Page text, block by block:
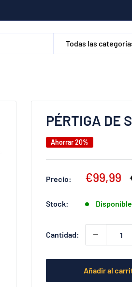
Todas las
PÉRTIGA DE
Ahorrar 20%
Precio:
Precio
venta
€99,99
Stock: Disponible
Cantidad:
Añadir al